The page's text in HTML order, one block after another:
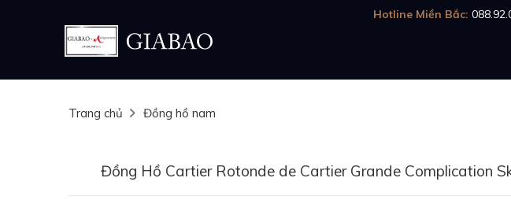
Hotline Miền Bắc:
Trang chủ Đồng hồ nam
Đồng Hồ Cartier Rotonde de Cartier Grande Complication